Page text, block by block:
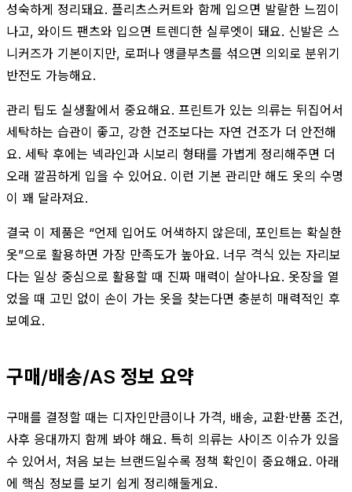
성숙하게 정리돼요. 플리츠스커트와 함께 입으면 발랄한 느낌이
나고, 와이드 팬츠와 입으면 트렌디한 실루엣이 돼요. 신발은 스
니커즈가 기본이지만, 로퍼나 앵클부츠를 섞으면 의외로 분위기
반전도 가능해요.
관리 팁도 실생활에서 중요해요. 프린트가 있는 의류는 뒤집어서
세탁하는 습관이 좋고, 강한 건조보다는 자연 건조가 더 안전해
요. 세탁 후에는 넥라인과 시보리 형태를 가볍게 정리해주면 더
오래 깔끔하게 입을 수 있어요. 이런 기본 관리만 해도 옷의 수명
이 꽤 달라져요.
결국 이 제품은 “언제 입어도 어색하지 않은데, 포인트는 확실한
옷”으로 활용하면 가장 만족도가 높아요. 너무 격식 있는 자리보
다는 일상 중심으로 활용할 때 진짜 매력이 살아나요. 옷장을 열
었을 때 고민 없이 손이 가는 옷을 찾는다면 충분히 매력적인 후
보예요.
구매/배송/AS 정보 요약
구매를 결정할 때는 디자인만큼이나 가격, 배송, 교환·반품 조건,
사후 응대까지 함께 봐야 해요. 특히 의류는 사이즈 이슈가 있을
수 있어서, 처음 보는 브랜드일수록 정책 확인이 중요해요. 아래
에 핵심 정보를 보기 쉽게 정리해둘게요.